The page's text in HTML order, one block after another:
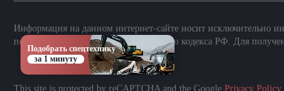
Информация на данном интернет-сайте носит исключительно
положениями Статьи 437 Гражданского кодекса РФ. Для
This site is protected by reCAPTCHA and the Google Privacy Policy
Подобрать спецтехнику
за 1 минуту